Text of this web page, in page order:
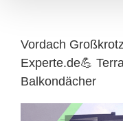
Vordach
Experte.de💪
Balkondächer